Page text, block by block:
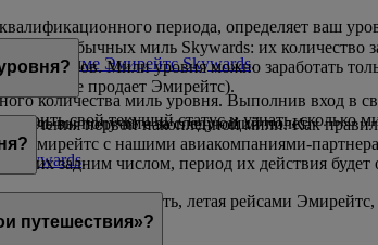
периода, определяет ваш
в программе Эмирейтс Skywards.
количества миль уровня. Выполнив вход в
свой текущий статус и узнать, сколько
обычных миль Skywards: их
партнеров. Мили уровня можно заработать
которые продает Эмирейтс).
миль вы получите за следующий полет.
Skywards.
первой накопленной мили. Как
Эмирейтс с нашими авиакомпаниями-
их задним числом, период их действия будет
можно только накопить, летая рейсами
путешествия»?